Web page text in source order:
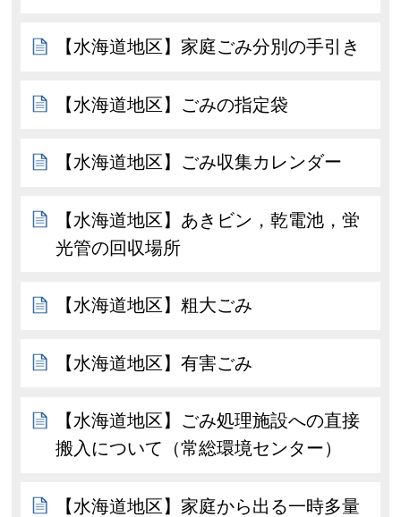
【水海道地区】家庭ごみ分別の手引き
【水海道地区】ごみの指定袋
【水海道地区】ごみ収集カレンダー
【水海道地区】あきビン，乾電池，蛍
光管の回収場所
【水海道地区】粗大ごみ
【水海道地区】有害ごみ
【水海道地区】ごみ処理施設への直接
搬入について（常総環境センター）
【水海道地区】家庭から出る一時多量